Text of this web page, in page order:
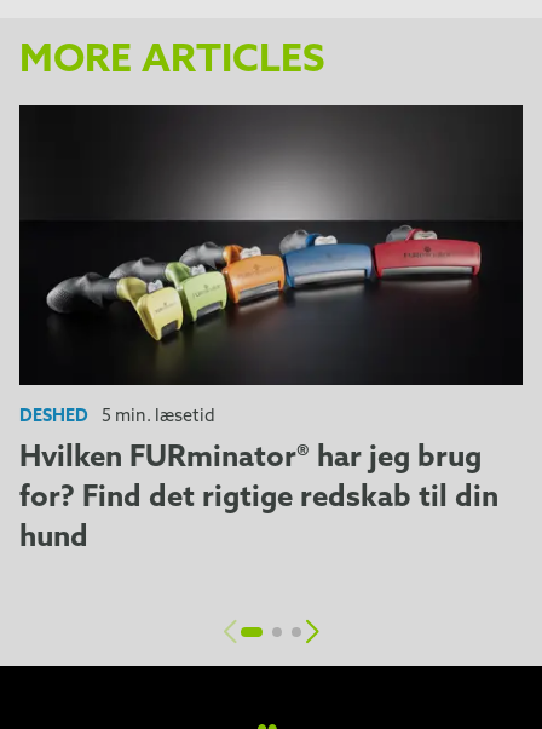
MORE ARTICLES
DESHED 5 min. læsetid
Hvilken FURminator® har jeg brug
for? Find det rigtige redskab til din
hund